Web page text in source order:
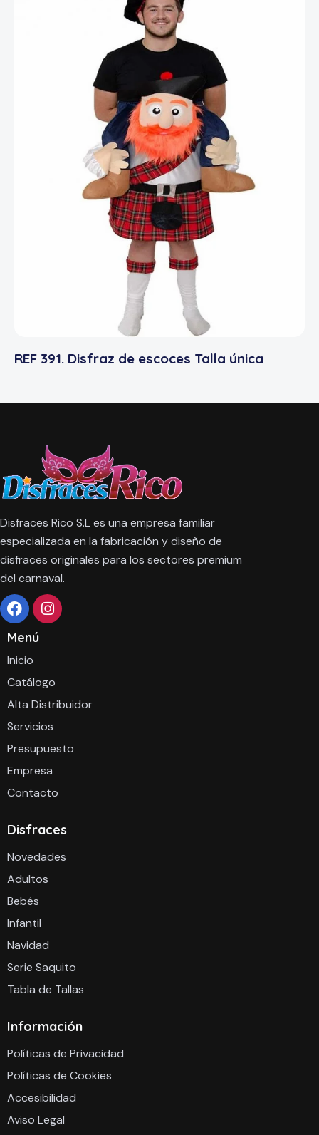
REF 391. Disfraz de escoces Talla única
Disfraces Rico S.L es una empresa familiar
especializada en la fabricación y diseño de
disfraces originales para los sectores premium
del carnaval.
Menú
Inicio
Catálogo
Alta Distribuidor
Servicios
Presupuesto
Empresa
Contacto
Disfraces
Novedades
Adultos
Bebés
Infantil
Navidad
Serie Saquito
Tabla de Tallas
Información
Políticas de Privacidad
Políticas de Cookies
Accesibilidad
Aviso Legal